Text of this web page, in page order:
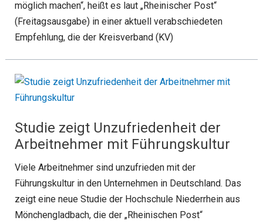
möglich machen“, heißt es laut „Rheinischer Post“
(Freitagsausgabe) in einer aktuell verabschiedeten
Empfehlung, die der Kreisverband (KV)
Studie zeigt Unzufriedenheit der
Arbeitnehmer mit Führungskultur
Viele Arbeitnehmer sind unzufrieden mit der
Führungskultur in den Unternehmen in Deutschland. Das
zeigt eine neue Studie der Hochschule Niederrhein aus
Mönchengladbach, die der „Rheinischen Post“